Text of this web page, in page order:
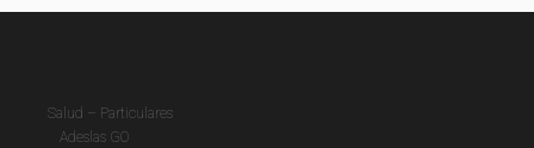
Salud – Particulares
Adeslas GO